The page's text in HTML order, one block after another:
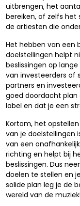
uitbrengen, het
bereiken, of zelfs
de artiesten die
Het hebben van een
doelstellingen helpt
beslissingen op
van investeerders of
partners en
goed doordacht plan
label en dat je een
Kortom, het
van je doelstellingen
van een
richting en helpt bij
beslissingen. Dus
doelen te stellen en
solide plan leg je de
wereld van de